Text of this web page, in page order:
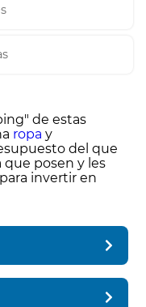
de estas
ropa y
del que
que posen y les
invertir en